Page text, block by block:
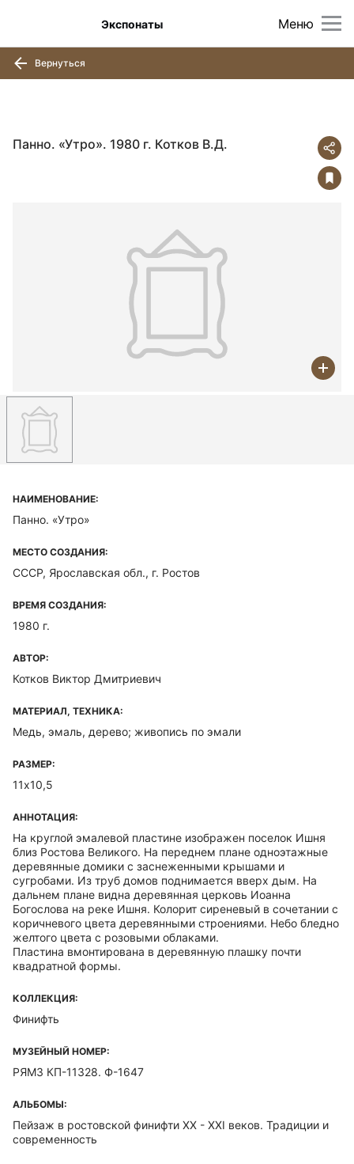
Меню
Экспонаты
Вернуться
Панно. «Утро». 1980 г. Котков В.Д.
НАИМЕНОВАНИЕ:
Панно. «Утро»
МЕСТО СОЗДАНИЯ:
СССР, Ярославская обл., г. Ростов
ВРЕМЯ СОЗДАНИЯ:
1980 г.
АВТОР:
Котков Виктор Дмитриевич
МАТЕРИАЛ, ТЕХНИКА:
Медь, эмаль, дерево; живопись по эмали
РАЗМЕР:
11х10,5
АННОТАЦИЯ:
На круглой эмалевой пластине изображен поселок Ишня
близ Ростова Великого. На переднем плане одноэтажные
деревянные домики с заснеженными крышами и
сугробами. Из труб домов поднимается вверх дым. На
дальнем плане видна деревянная церковь Иоанна
Богослова на реке Ишня. Колорит сиреневый в сочетании с
коричневого цвета деревянными строениями. Небо бледно
желтого цвета с розовыми облаками.
Пластина вмонтирована в деревянную плашку почти
квадратной формы.
КОЛЛЕКЦИЯ:
Финифть
МУЗЕЙНЫЙ НОМЕР:
РЯМЗ КП-11328. Ф-1647
АЛЬБОМЫ:
Пейзаж в ростовской финифти ХХ - ХХI веков. Традиции и
современность